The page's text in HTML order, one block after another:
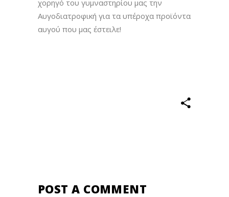
χορηγό του γυμναστηρίου μας την
Αυγοδιατροφική για τα υπέροχα προϊόντα
αυγού που μας έστειλε!
POST A COMMENT